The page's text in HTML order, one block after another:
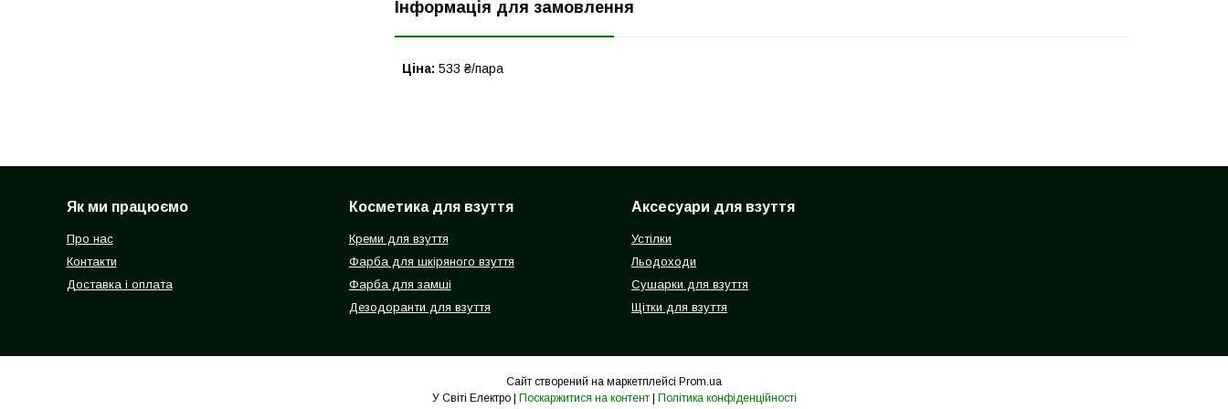
Інформація для замовлення
Ціна: 533 ₴/пара
Як ми працюємо
Про нас
Контакти
Доставка і оплата
Косметика для взуття
Креми для взуття
Фарба для шкіряного взуття
Фарба для замші
Дезодоранти для взуття
Аксесуари для взуття
Устілки
Льодоходи
Сушарки для взуття
Щітки для взуття
Сайт створений на маркетплейсі Prom.ua
Поскаржитися на контент
Політика конфіденційності